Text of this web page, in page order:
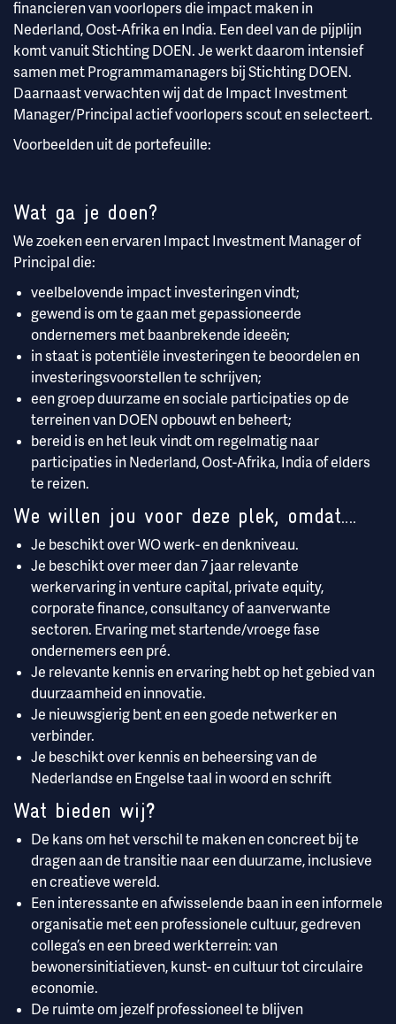
financieren van voorlopers die impact maken in
Nederland, Oost-Afrika en India. Een deel van de pijplijn
komt vanuit Stichting DOEN. Je werkt daarom intensief
samen met Programmamanagers bij Stichting DOEN.
Daarnaast verwachten wij dat de Impact Investment
Manager/Principal actief voorlopers scout en selecteert.
Voorbeelden uit de portefeuille:
Wat ga je doen?
We zoeken een ervaren Impact Investment Manager of
Principal die:
veelbelovende impact investeringen vindt;
gewend is om te gaan met gepassioneerde
ondernemers met baanbrekende ideeën;
in staat is potentiële investeringen te beoordelen en
investeringsvoorstellen te schrijven;
een groep duurzame en sociale participaties op de
terreinen van DOEN opbouwt en beheert;
bereid is en het leuk vindt om regelmatig naar
participaties in Nederland, Oost-Afrika, India of elders
te reizen.
We willen jou voor deze plek, omdat….
Je beschikt over WO werk- en denkniveau.
Je beschikt over meer dan 7 jaar relevante
werkervaring in venture capital, private equity,
corporate finance, consultancy of aanverwante
sectoren. Ervaring met startende/vroege fase
ondernemers een pré.
Je relevante kennis en ervaring hebt op het gebied van
duurzaamheid en innovatie.
Je nieuwsgierig bent en een goede netwerker en
verbinder.
Je beschikt over kennis en beheersing van de
Nederlandse en Engelse taal in woord en schrift
Wat bieden wij?
De kans om het verschil te maken en concreet bij te
dragen aan de transitie naar een duurzame, inclusieve
en creatieve wereld.
Een interessante en afwisselende baan in een informele
organisatie met een professionele cultuur, gedreven
collega’s en een breed werkterrein: van
bewonersinitiatieven, kunst- en cultuur tot circulaire
economie.
De ruimte om jezelf professioneel te blijven